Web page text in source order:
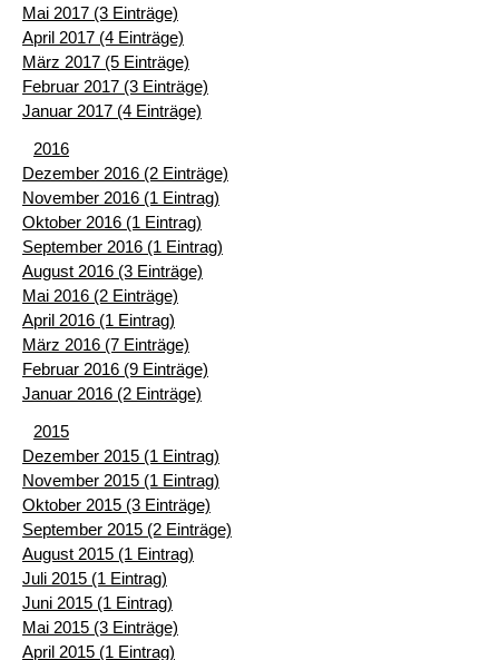
Mai 2017 (3 Einträge)
April 2017 (4 Einträge)
März 2017 (5 Einträge)
Februar 2017 (3 Einträge)
Januar 2017 (4 Einträge)
2016
Dezember 2016 (2 Einträge)
November 2016 (1 Eintrag)
Oktober 2016 (1 Eintrag)
September 2016 (1 Eintrag)
August 2016 (3 Einträge)
Mai 2016 (2 Einträge)
April 2016 (1 Eintrag)
März 2016 (7 Einträge)
Februar 2016 (9 Einträge)
Januar 2016 (2 Einträge)
2015
Dezember 2015 (1 Eintrag)
November 2015 (1 Eintrag)
Oktober 2015 (3 Einträge)
September 2015 (2 Einträge)
August 2015 (1 Eintrag)
Juli 2015 (1 Eintrag)
Juni 2015 (1 Eintrag)
Mai 2015 (3 Einträge)
April 2015 (1 Eintrag)